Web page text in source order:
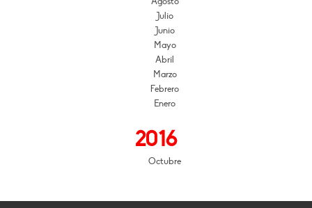
Julio
Junio
Mayo
Abril
Marzo
Febrero
Enero
2016
Octubre